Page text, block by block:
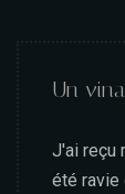
Un
J'ai reçu
été ravie